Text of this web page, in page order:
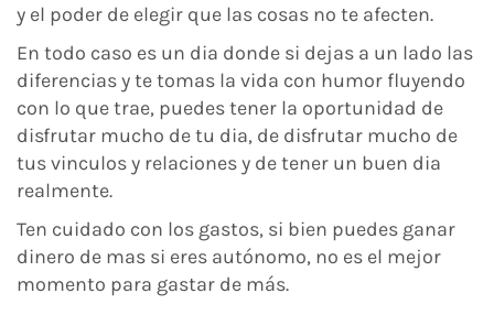
y el poder de elegir que las cosas no te afecten.
En todo caso es un dia donde si dejas a un lado las
diferencias y te tomas la vida con humor fluyendo
con lo que trae, puedes tener la oportunidad de
disfrutar mucho de tu dia, de disfrutar mucho de
tus vinculos y relaciones y de tener un buen dia
realmente.
Ten cuidado con los gastos, si bien puedes ganar
dinero de mas si eres autónomo, no es el mejor
momento para gastar de más.